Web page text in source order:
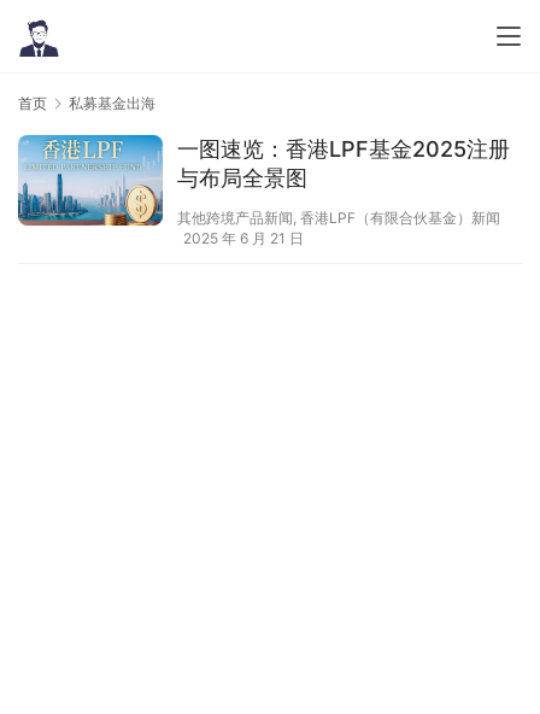
首页 私募基金出海
一图速览：香港LPF基金2025注册
与布局全景图
其他跨境产品新闻, 香港LPF（有限合伙基金）新闻
2025 年 6 月 21 日